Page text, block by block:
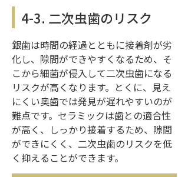
4-3. 二次虫歯のリスク
銀歯は時間の経過とともに接着剤が劣
化し、隙間ができやすくなるため、そ
こから細菌が侵入して二次虫歯になる
リスクが高くなります。とくに、見え
にくい奥歯では発見が遅れやすいのが
難点です。セラミックは歯との適合性
が高く、しっかり接着するため、隙間
ができにくく、二次虫歯のリスクを低
く抑えることができます。